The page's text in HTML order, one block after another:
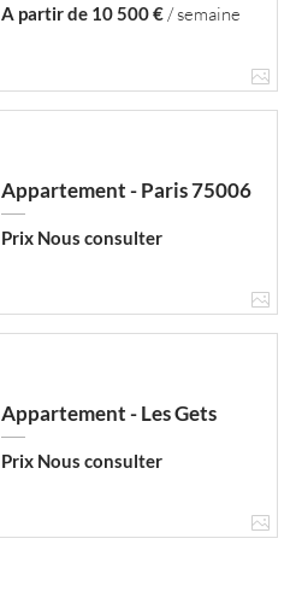
A partir de 10 500 €/ semaine
Appartement - Paris 75006
Prix Nous consulter
Appartement - Les Gets
Prix Nous consulter